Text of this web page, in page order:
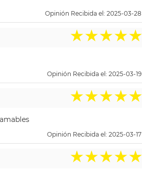
Opinión Recibida el: 2025-03-28
★★★★★
Opinión Recibida el: 2025-03-19
★★★★★
Opinión Recibida el: 2025-03-17
★★★★★